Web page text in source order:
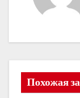
а
Похожая